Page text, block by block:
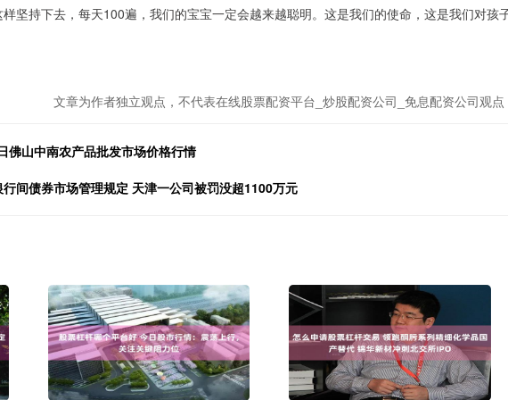
坚持下去，每天100遍，我们的宝宝一定会越来越聪明。这是我们的使命，这是我们对孩
文章为作者独立观点，不代表在线股票配资平台_炒股配资公司_免息配资公司观点
佛山中南农产品批发市场价格行情
间债券市场管理规定 天津一公司被罚没超1100万元